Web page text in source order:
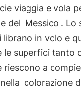
viaggia e vola
del Messico . Lo
librano in volo e
le superfici tanto
riescono a
colorazione